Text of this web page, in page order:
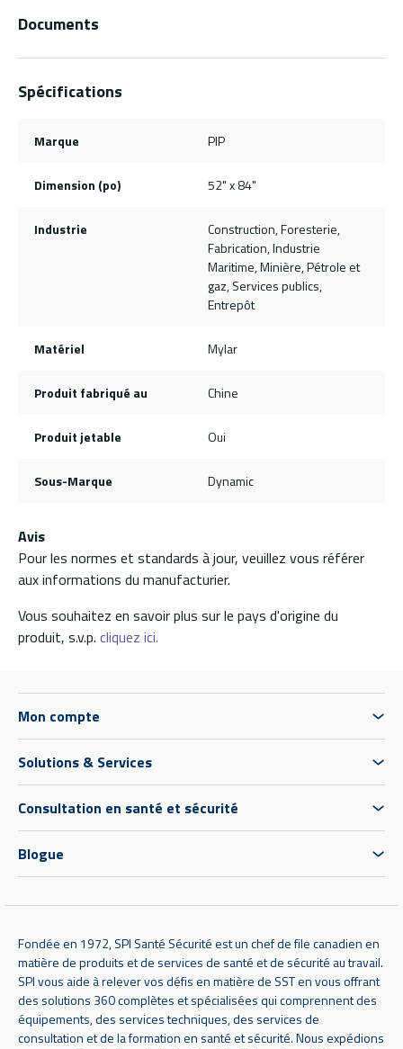
Documents
Spécifications
Marque PIP
Dimension (po) 52" x 84"
Industrie
Construction, Foresterie,
Fabrication, Industrie
Maritime, Minière, Pétrole et
gaz, Services publics,
Entrepôt
Matériel Mylar
Produit fabriqué au Chine
Produit jetable Oui
Sous-Marque Dynamic
Avis
Pour les normes et standards à jour, veuillez vous référer
aux informations du manufacturier.
Vous souhaitez en savoir plus sur le pays d'origine du
produit, s.v.p. cliquez ici.
Mon compte
Solutions & Services
Consultation en santé et sécurité
Blogue
Fondée en 1972, SPI Santé Sécurité est un chef de file canadien en
matière de produits et de services de santé et de sécurité au travail.
SPI vous aide à relever vos défis en matière de SST en vous offrant
des solutions 360 complètes et spécialisées qui comprennent des
équipements, des services techniques, des services de
consultation et de la formation en santé et sécurité. Nous expédions